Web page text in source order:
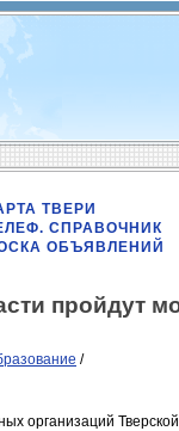
ТВЕРИ
СПРАВОЧНИК
ОБЪЯВЛЕНИЙ
пройдут
/
организаций